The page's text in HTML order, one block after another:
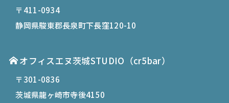
〒411-0934
静岡県駿東郡長泉町下長窪120-10
オフィスエヌ茨城STUDIO（cr5bar）
〒301-0836
茨城県龍ヶ崎市寺後4150